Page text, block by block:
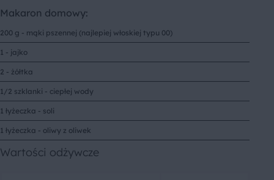
Makaron domowy:
200 g - mąki pszennej (najlepiej włoskiej typu 00)
1 - jajko
2 - żółtka
1/2 szklanki - ciepłej wody
1 łyżeczka - soli
1 łyżeczka - oliwy z oliwek
Wartości odżywcze